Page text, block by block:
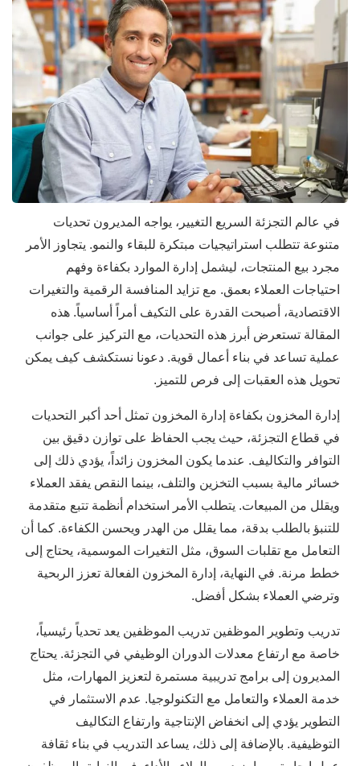
في عالم التجزئة السريع التغيير، يواجه المديرون تحديات
متنوعة تتطلب استراتيجيات مبتكرة للبقاء والنمو. يتجاوز الأمر
مجرد بيع المنتجات، ليشمل إدارة الموارد بكفاءة وفهم
احتياجات العملاء بعمق. مع تزايد المنافسة الرقمية والتغيرات
الاقتصادية، أصبحت القدرة على التكيف أمراً أساسياً. هذه
المقالة تستعرض أبرز هذه التحديات، مع التركيز على جوانب
عملية تساعد في بناء أعمال قوية. دعونا نستكشف كيف يمكن
تحويل هذه العقبات إلى فرص للتميز.
إدارة المخزون بكفاءة إدارة المخزون تمثل أحد أكبر التحديات
في قطاع التجزئة، حيث يجب الحفاظ على توازن دقيق بين
التوافر والتكاليف. عندما يكون المخزون زائداً، يؤدي ذلك إلى
خسائر مالية بسبب التخزين والتلف، بينما النقص يفقد العملاء
ويقلل من المبيعات. يتطلب الأمر استخدام أنظمة تتبع متقدمة
للتنبؤ بالطلب بدقة، مما يقلل من الهدر ويحسن الكفاءة. كما أن
التعامل مع تقلبات السوق، مثل التغيرات الموسمية، يحتاج إلى
خطط مرنة. في النهاية، إدارة المخزون الفعالة تعزز الربحية
وترضي العملاء بشكل أفضل.
تدريب وتطوير الموظفين تدريب الموظفين يعد تحدياً رئيسياً،
خاصة مع ارتفاع معدلات الدوران الوظيفي في التجزئة. يحتاج
المديرون إلى برامج تدريبية مستمرة لتعزيز المهارات، مثل
خدمة العملاء والتعامل مع التكنولوجيا. عدم الاستثمار في
التطوير يؤدي إلى انخفاض الإنتاجية وارتفاع التكاليف
التوظيفية. بالإضافة إلى ذلك، يساعد التدريب في بناء ثقافة